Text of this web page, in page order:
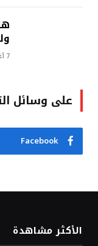
7 أغسطس,2026
على وسائل
Facebook
الأكثر مشاهدة